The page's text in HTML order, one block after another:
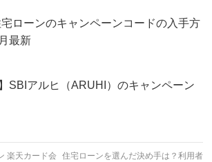
ローンのキャンペーンコードの入手方
最新
SBIアルヒ（ARUHI）のキャンペーン
楽天カード会 住宅ローンを選んだ決め手は？利用者